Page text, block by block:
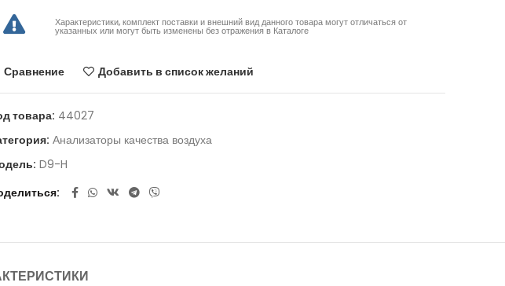
Характеристики, комплект поставки и внешний вид данного товара могут отличаться от
указанных или могут быть изменены без отражения в Каталоге
Сравнение Добавить в список желаний
товара: 44027
Анализаторы качества воздуха
D9-H